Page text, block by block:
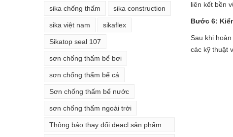
sika chống thấm sika construction
sika việt nam sikaflex
Sikatop seal 107
sơn chống thấm bể bơi
sơn chống thấm bể cá
Sơn chống thấm bể nước
sơn chống thấm ngoài trời
Thông báo thay đổi deacl sản phẩm
liên kết bền
Bước 6:
Sau khi
các kỹ thuật